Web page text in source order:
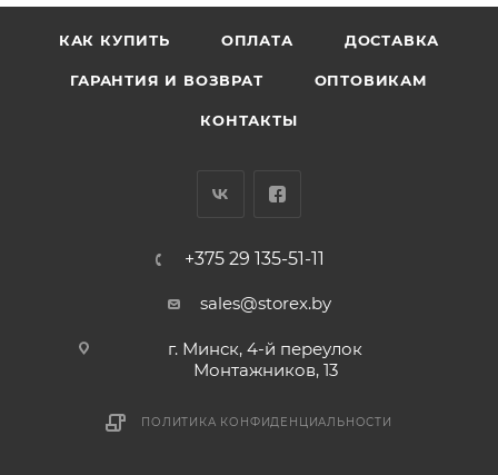
КАК КУПИТЬ ОПЛАТА ДОСТАВКА
ГАРАНТИЯ И ВОЗВРАТ ОПТОВИКАМ
КОНТАКТЫ
+375 29 135-51-11
sales@storex.by
г. Минск, 4-й переулок
Монтажников, 13
ПОЛИТИКА КОНФИДЕНЦИАЛЬНОСТИ